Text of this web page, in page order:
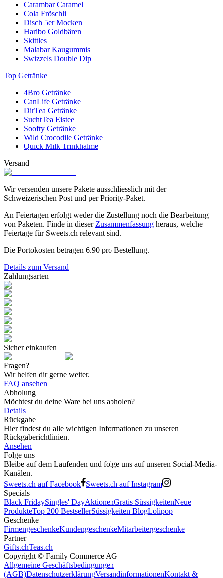
Carambar Caramel
Cola Fröschli
Disch 5er Mocken
Haribo Goldbären
Skittles
Malabar Kaugummis
Swizzels Double Dip
Top Getränke
4Bro Getränke
CanLife Getränke
DirTea Getränke
SuchtTea Eistee
Soofty Getränke
Wild Crocodile Getränke
Quick Milk Trinkhalme
Versand
Wir versenden unsere Pakete ausschliesslich mit der
Schweizerischen Post und per Priority-Paket.
An Feiertagen erfolgt weder die Zustellung noch die Bearbeitung
von Paketen. Finde in dieser Zusammenfassung heraus, welche
Feiertage für Sweets.ch relevant sind.
Die Portokosten betragen 6.90 pro Bestellung.
Details zum Versand
Zahlungsarten
Sicher einkaufen
Fragen?
Wir helfen dir gerne weiter.
FAQ ansehen
Abholung
Möchtest du deine Ware bei uns abholen?
Details
Rückgabe
Hier findest du alle wichtigen Informationen zu unseren
Rückgaberichtlinien.
Ansehen
Folge uns
Bleibe auf dem Laufenden und folge uns auf unseren Social-Media-
Kanälen.
Sweets.ch auf Facebook
Sweets.ch auf Instagram
Specials
Black FridaySingles' DayAktionenGratis SüssigkeitenNeue
ProdukteTop 200 BestsellerSüssigkeiten BlogLolipop
Geschenke
FirmengeschenkeKundengeschenkeMitarbeitergeschenke
Partner
Gifts.chTeas.ch
Copyright © Family Commerce AG
Allgemeine Geschäftsbedingungen
(AGB)DatenschutzerklärungVersandinformationenKontakt &